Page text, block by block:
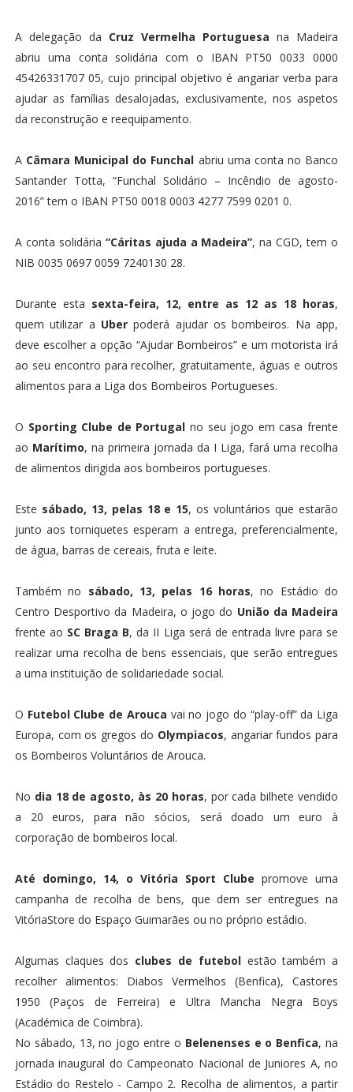
A delegação da Cruz Vermelha Portuguesa na Madeira
abriu uma conta solidária com o IBAN PT50 0033 0000
45426331707 05, cujo principal objetivo é angariar verba para
ajudar as famílias desalojadas, exclusivamente, nos aspetos
da reconstrução e reequipamento.
A Câmara Municipal do Funchal abriu uma conta no Banco
Santander Totta, “Funchal Solidário – Incêndio de agosto-
2016” tem o IBAN PT50 0018 0003 4277 7599 0201 0.
A conta solidária “Cáritas ajuda a Madeira”, na CGD, tem o
NIB 0035 0697 0059 7240130 28.
Durante esta sexta-feira, 12, entre as 12 as 18 horas,
quem utilizar a Uberpoderá ajudar os bombeiros. Na app,
deve escolher a opção “Ajudar Bombeiros” e um motorista irá
ao seu encontro para recolher, gratuitamente, águas e outros
alimentos para a Liga dos Bombeiros Portugueses.
O Sporting Clube de Portugal no seu jogo em casa frente
ao Marítimo, na primeira jornada da I Liga, fará uma recolha
de alimentos dirigida aos bombeiros portugueses.
Este sábado, 13, pelas 18 e 15, os voluntários que estarão
junto aos torniquetes esperam a entrega, preferencialmente,
de água, barras de cereais, fruta e leite.
Também no sábado, 13, pelas 16 horas, no Estádio do
Centro Desportivo da Madeira, o jogo do União da Madeira
frente ao SC Braga B, da II Liga será de entrada livre para se
realizar uma recolha de bens essenciais, que serão entregues
a uma instituição de solidariedade social.
O Futebol Clube de Arouca vai no jogo do “play-off” da Liga
Europa, com os gregos do Olympiacos, angariar fundos para
os Bombeiros Voluntários de Arouca.
No dia 18 de agosto, às 20 horas, por cada bilhete vendido
a 20 euros, para não sócios, será doado um euro à
corporação de bombeiros local.
Até domingo, 14, o Vitória Sport Clube promove uma
campanha de recolha de bens, que dem ser entregues na
VitóriaStore do Espaço Guimarães ou no próprio estádio.
Algumas claques dos clubes de futebolestão também a
recolher alimentos: Diabos Vermelhos (Benfica), Castores
1950 (Paços de Ferreira) e Ultra Mancha Negra Boys
(Académica de Coimbra).
No sábado, 13, no jogo entre o Belenenses e o Benfica, na
jornada inaugural do Campeonato Nacional de Juniores A, no
Estádio do Restelo - Campo 2. Recolha de alimentos, a partir